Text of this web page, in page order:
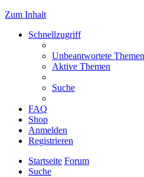
Zum Inhalt
Schnellzugriff
Unbeantwortete Themen
Aktive Themen
Suche
FAQ
Shop
Anmelden
Registrieren
Startseite Forum
Suche